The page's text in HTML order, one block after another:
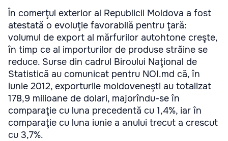
În comerţul exterior al Republicii Moldova a fost
atestată o evoluţie favorabilă pentru ţară:
volumul de export al mărfurilor autohtone creşte,
în timp ce al importurilor de produse străine se
reduce. Surse din cadrul Biroului Naţional de
Statistică au comunicat pentru NOI.md că, în
iunie 2012, exporturile moldoveneşti au totalizat
178,9 milioane de dolari, majorîndu-se în
comparaţie cu luna precedentă cu 1,4%, iar în
comparaţie cu luna iunie a anului trecut a crescut
cu 3,7%.